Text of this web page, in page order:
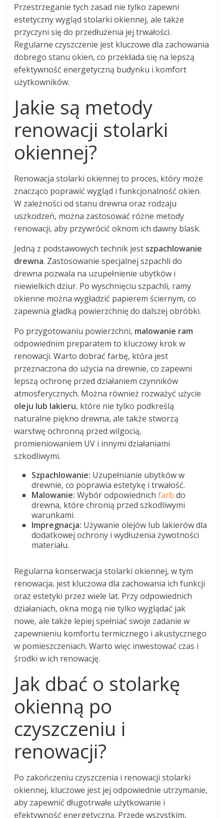
Przestrzeganie tych zasad nie tylko zapewni
estetyczny wygląd stolarki okiennej, ale także
przyczyni się do przedłużenia jej trwałości.
Regularne czyszczenie jest kluczowe dla zachowania
dobrego stanu okien, co przekłada się na lepszą
efektywność energetyczną budynku i komfort
użytkowników.
Jakie są metody
renowacji stolarki
okiennej?
Renowacja stolarki okiennej to proces, który może
znacząco poprawić wygląd i funkcjonalność okien.
W zależności od stanu drewna oraz rodzaju
uszkodzeń, można zastosować różne metody
renowacji, aby przywrócić oknom ich dawny blask.
Jedną z podstawowych technik jest szpachlowanie
drewna. Zastosowanie specjalnej szpachli do
drewna pozwala na uzupełnienie ubytków i
niewielkich dziur. Po wyschnięciu szpachli, ramy
okienne można wygładzić papierem ściernym, co
zapewnia gładką powierzchnię do dalszej obróbki.
Po przygotowaniu powierzchni, malowanie ram
odpowiednim preparatem to kluczowy krok w
renowacji. Warto dobrać farbę, która jest
przeznaczona do użycia na drewnie, co zapewni
lepszą ochronę przed działaniem czynników
atmosferycznych. Można również rozważyć użycie
oleju lub lakieru, które nie tylko podkreślą
naturalne piękno drewna, ale także stworzą
warstwę ochronną przed wilgocią,
promieniowaniem UV i innymi działaniami
szkodliwymi.
Szpachlowanie: Uzupełnianie ubytków w
drewnie, co poprawia estetykę i trwałość.
Malowanie: Wybór odpowiednichfarb do
drewna, które chronią przed szkodliwymi
warunkami.
Impregnacja: Używanie olejów lub lakierów dla
dodatkowej ochrony i wydłużenia żywotności
materiału.
Regularna konserwacja stolarki okiennej, w tym
renowacja, jest kluczowa dla zachowania ich funkcji
oraz estetyki przez wiele lat. Przy odpowiednich
działaniach, okna mogą nie tylko wyglądać jak
nowe, ale także lepiej spełniać swoje zadanie w
zapewnieniu komfortu termicznego i akustycznego
w pomieszczeniach. Warto więc inwestować czas i
środki w ich renowację.
Jak dbać o stolarkę
okienną po
czyszczeniu i
renowacji?
Po zakończeniu czyszczenia i renowacji stolarki
okiennej, kluczowe jest jej odpowiednie utrzymanie,
aby zapewnić długotrwałe użytkowanie i
efektywność energetyczną. Przede wszystkim,